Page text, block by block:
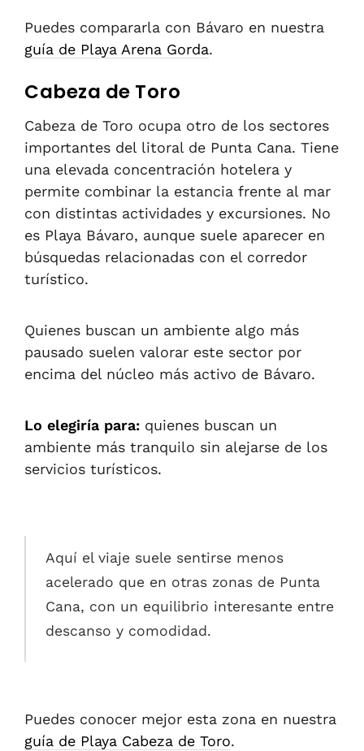
Puedes compararla con Bávaro en nuestra
guía de Playa Arena Gorda.
Cabeza de Toro
Cabeza de Toro ocupa otro de los sectores
importantes del litoral de Punta Cana. Tiene
una elevada concentración hotelera y
permite combinar la estancia frente al mar
con distintas actividades y excursiones. No
es Playa Bávaro, aunque suele aparecer en
búsquedas relacionadas con el corredor
turístico.
Quienes buscan un ambiente algo más
pausado suelen valorar este sector por
encima del núcleo más activo de Bávaro.
Lo elegiría para: quienes buscan un
ambiente más tranquilo sin alejarse de los
servicios turísticos.
Aquí el viaje suele sentirse menos
acelerado que en otras zonas de Punta
Cana, con un equilibrio interesante entre
descanso y comodidad.
Puedes conocer mejor esta zona en nuestra
guía de Playa Cabeza de Toro.